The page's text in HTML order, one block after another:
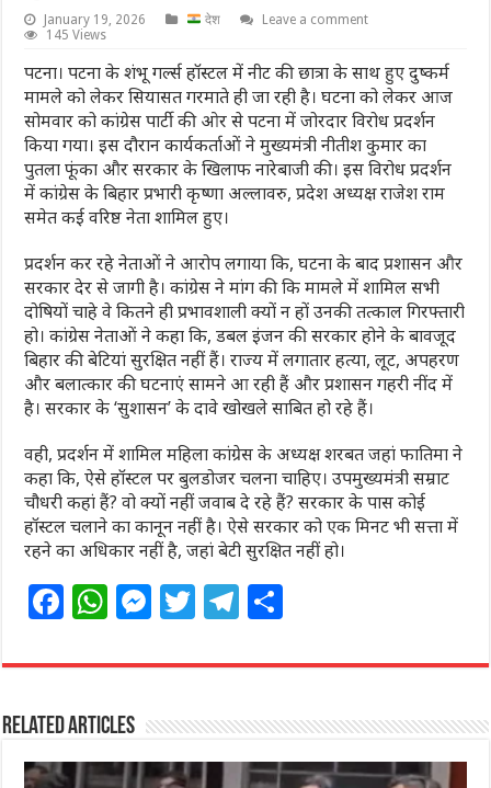
January 19, 2026 देश
Leave a comment
145 Views
पटना। पटना के शंभू गर्ल्स हॉस्टल में नीट की छात्रा के साथ हुए दुष्कर्म
मामले को लेकर सियासत गरमाते ही जा रही है। घटना को लेकर आज
सोमवार को कांग्रेस पार्टी की ओर से पटना में जोरदार विरोध प्रदर्शन
किया गया। इस दौरान कार्यकर्ताओं ने मुख्यमंत्री नीतीश कुमार का
पुतला फूंका और सरकार के खिलाफ नारेबाजी की। इस विरोध प्रदर्शन
में कांग्रेस के बिहार प्रभारी कृष्णा अल्लावरु, प्रदेश अध्यक्ष राजेश राम
समेत कई वरिष्ठ नेता शामिल हुए।
प्रदर्शन कर रहे नेताओं ने आरोप लगाया कि, घटना के बाद प्रशासन और
सरकार देर से जागी है। कांग्रेस ने मांग की कि मामले में शामिल सभी
दोषियों चाहे वे कितने ही प्रभावशाली क्यों न हों उनकी तत्काल गिरफ्तारी
हो। कांग्रेस नेताओं ने कहा कि, डबल इंजन की सरकार होने के बावजूद
बिहार की बेटियां सुरक्षित नहीं हैं। राज्य में लगातार हत्या, लूट, अपहरण
और बलात्कार की घटनाएं सामने आ रही हैं और प्रशासन गहरी नींद में
है। सरकार के ‘सुशासन’ के दावे खोखले साबित हो रहे हैं।
वही, प्रदर्शन में शामिल महिला कांग्रेस के अध्यक्ष शरबत जहां फातिमा ने
कहा कि, ऐसे हॉस्टल पर बुलडोजर चलना चाहिए। उपमुख्यमंत्री सम्राट
चौधरी कहां हैं? वो क्यों नहीं जवाब दे रहे हैं? सरकार के पास कोई
हॉस्टल चलाने का कानून नहीं है। ऐसे सरकार को एक मिनट भी सत्ता में
रहने का अधिकार नहीं है, जहां बेटी सुरक्षित नहीं हो।
F
c
e
b
o
W
at
s
A
p
M
ss
n
g
T
itt
r
T
e
ra
m
ar
Related Articles